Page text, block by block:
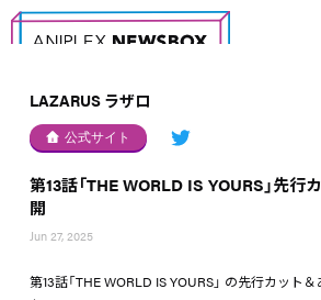
LAZARUS ラザロ
公式サイト
第13話「THE WORLD IS YOURS」先行
開
Jun 27, 2025
第13話「THE WORLD IS YOURS」 の先行カット